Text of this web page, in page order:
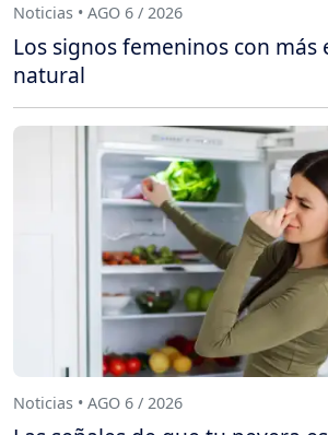
Noticias • AGO 6 / 2026
Los signos femeninos con más
natural
Noticias • AGO 6 / 2026